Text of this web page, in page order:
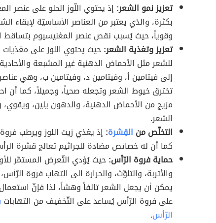
تعزيز نمو الشعر: إذ يحتوي اللّوز الحلو على عنصر
بكثرة، والذي يعتبر من العناصر الأساسيّة لإبقاء
وقوياً، حيث يُسبب نقص عنصر المغنيسيوم بتساقط
تعزيز وتغذية الشعر:حيث يحتوي اللوز على
للشعر مثل الأحماض الدهنية غير المشبعة
إلى فيتامين أ، وفيتامين د، وفيتامين ب، وهي
تخترق خيوط الشعر وتجعله صحياً، وجميلاً، كما أن
مزيج من الأحماض الدهنية، والدهون يلين،
الشعر.
التخلّص من القِشرة: إذ يغذي زيت اللوز ويرطب
كما أن له خصائص مضادة للجراثيم تعالج قشرة
حماية فروة الرّأس:حيث يُؤدي التّعرض المستمّر
والأتربة، والتلوّث، والحرارة الى التهاب فروة
يمكن أن يجعل الشعر تالفاً وهشاً، لذا فإنّ استعمال
على فروة الرّأس يُساعد على التّخفيف من التهابات
الرّأس.